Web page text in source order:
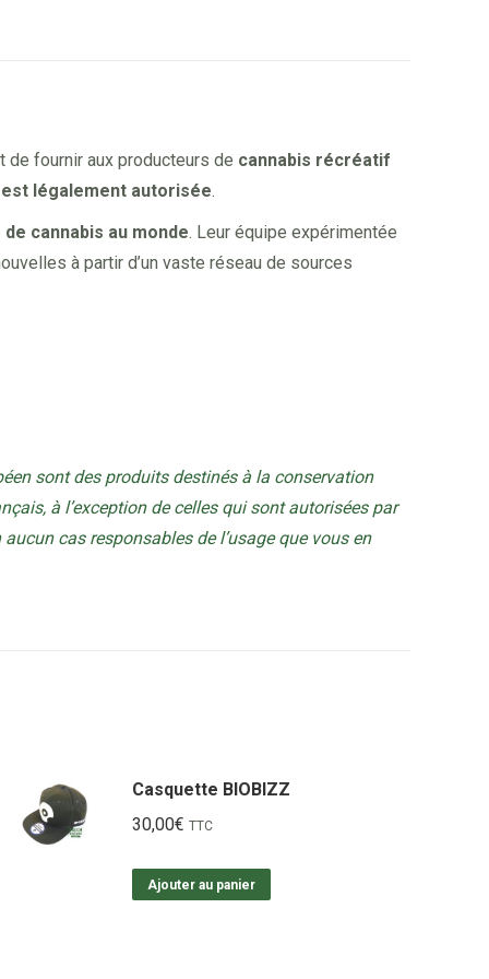
de fournir aux producteurs de cannabis récréatif
légalement autorisée.
cannabis au monde. Leur équipe expérimentée
à partir d’un vaste réseau de sources
sont des produits destinés à la conservation
à l’exception de celles qui sont autorisées par
cas responsables de l’usage que vous en
Casquette BIOBIZZ
30,00€ TTC
Ajouter au panier